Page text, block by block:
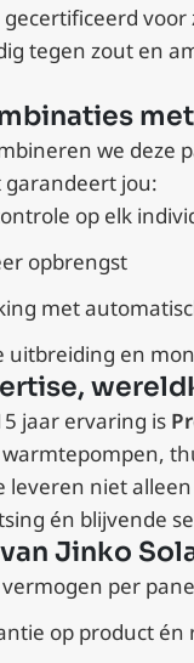
tegen zout en
we deze
garandeert jou:
op elk
opbrengst
met
uitbreiding en
jaar ervaring is
leveren niet
én blijvende
Jinko
vermogen per
op product én